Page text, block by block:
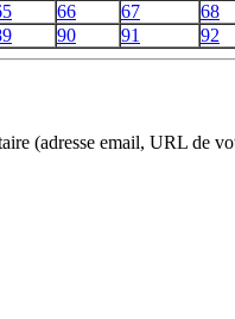
66 67 68
90 91 92
(adresse email, URL de